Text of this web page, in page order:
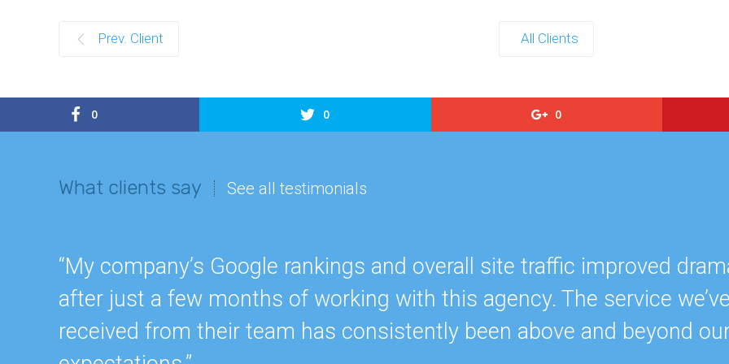
Prev. Client All Clients
0 0 0
What clients say See all testimonials
“My company’s Google rankings and overall site traffic improved
after just a few months of working with this agency. The service we’ve
received from their team has consistently been above and beyond